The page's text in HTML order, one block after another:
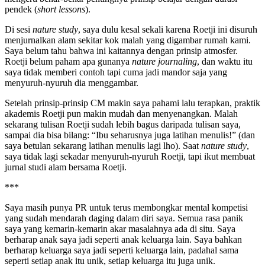
pendek (short lessons).
Di sesi nature study, saya dulu kesal sekali karena Roetji ini disuruh
menjurnalkan alam sekitar kok malah yang digambar rumah kami.
Saya belum tahu bahwa ini kaitannya dengan prinsip atmosfer.
Roetji belum paham apa gunanya nature journaling, dan waktu itu
saya tidak memberi contoh tapi cuma jadi mandor saja yang
menyuruh-nyuruh dia menggambar.
Setelah prinsip-prinsip CM makin saya pahami lalu terapkan, praktik
akademis Roetji pun makin mudah dan menyenangkan. Malah
sekarang tulisan Roetji sudah lebih bagus daripada tulisan saya,
sampai dia bisa bilang: “Ibu seharusnya juga latihan menulis!” (dan
saya betulan sekarang latihan menulis lagi lho). Saat nature study,
saya tidak lagi sekadar menyuruh-nyuruh Roetji, tapi ikut membuat
jurnal studi alam bersama Roetji.
***
Saya masih punya PR untuk terus membongkar mental kompetisi
yang sudah mendarah daging dalam diri saya. Semua rasa panik
saya yang kemarin-kemarin akar masalahnya ada di situ. Saya
berharap anak saya jadi seperti anak keluarga lain. Saya bahkan
berharap keluarga saya jadi seperti keluarga lain, padahal sama
seperti setiap anak itu unik, setiap keluarga itu juga unik.